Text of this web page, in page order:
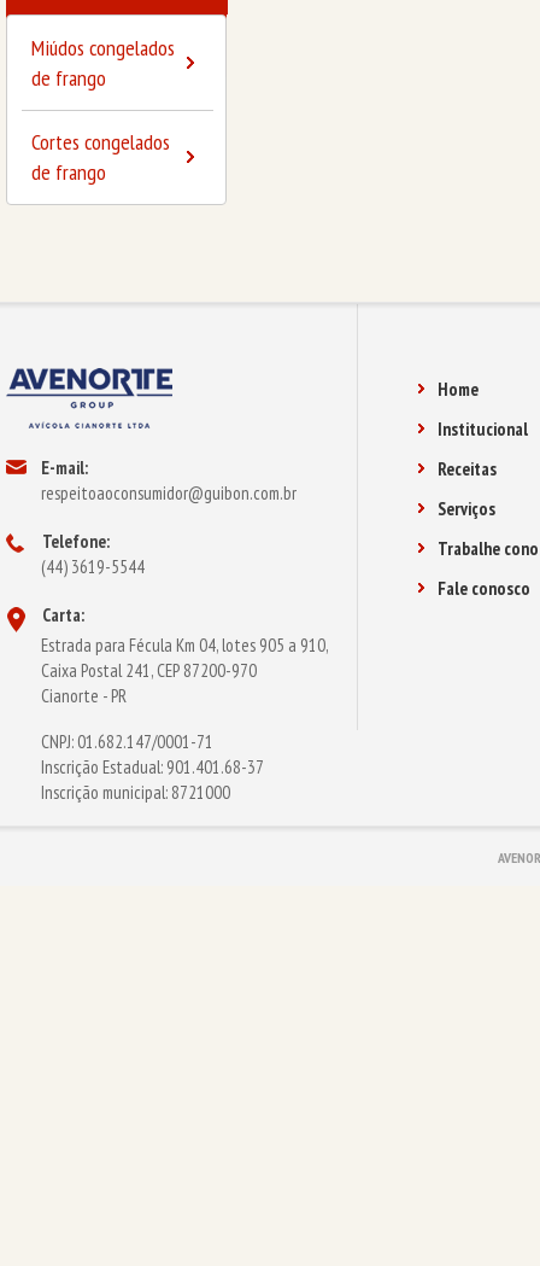
Miúdos congelados
de frango
Cortes congelados
de frango
E-mail:
respeitoaoconsumidor@guibon.com.br
Telefone:
(44) 3619-5544
Carta:
Estrada para Fécula Km 04, lotes 905 a 910,
Caixa Postal 241, CEP 87200-970
Cianorte - PR
CNPJ: 01.682.147/0001-71
Inscrição Estadual: 901.401.68-37
Inscrição municipal: 8721000
Home
Institucional
Receitas
Serviços
Trabalhe
Fale conosco